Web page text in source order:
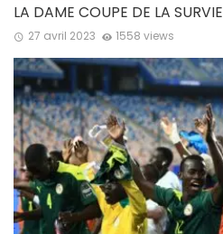
LA DAME COUPE DE LA SURVIE
27 avril 2023 1558 views